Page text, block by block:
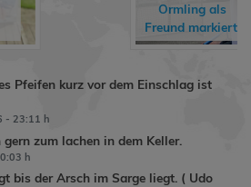
als Freund
markiert.
Pfeifen kurz vor dem Einschlag ist
- 23:11 h
zum lachen in dem Keller.
h
bis der Arsch im Sarge liegt. ( Udo